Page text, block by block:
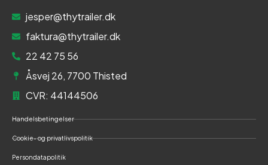
jesper@thytrailer.dk
faktura@thytrailer.dk
22 42 75 56
Åsvej 26, 7700 Thisted
CVR: 44144506
Handelsbetingelser
Cookie- og privatlivspolitik
Persondatapolitik